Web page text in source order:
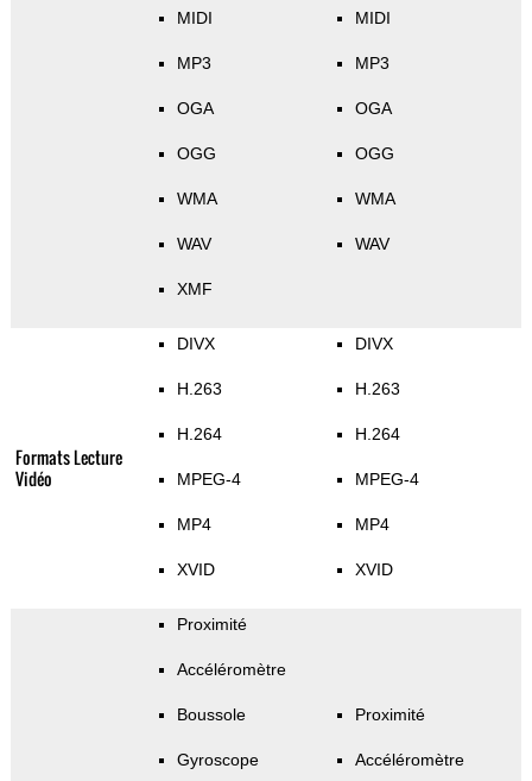
MIDI
MP3
OGA
OGG
WMA
WAV
XMF
MIDI
MP3
OGA
OGG
WMA
WAV
Formats Lecture
Vidéo
DIVX
H.263
H.264
MPEG-4
MP4
XVID
DIVX
H.263
H.264
MPEG-4
MP4
XVID
Proximité
Accéléromètre
Boussole
Gyroscope
Proximité
Accéléromètre